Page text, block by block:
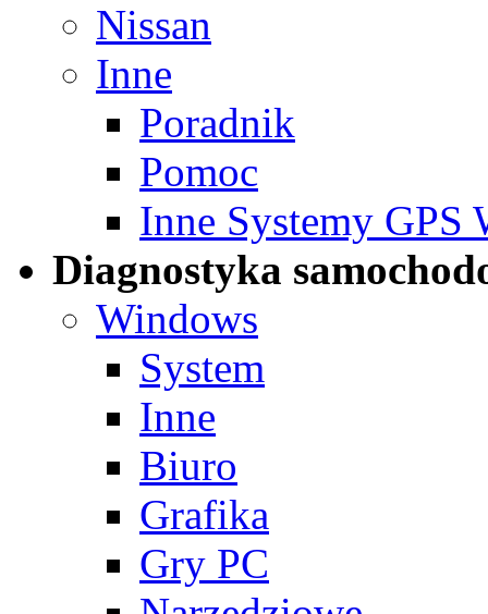
Nissan
Inne
Poradnik
Pomoc
Inne Systemy GPS
Diagnostyka
Windows
System
Inne
Biuro
Grafika
Gry PC